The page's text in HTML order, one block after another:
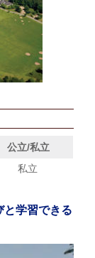
公立/私立
私立
と学習できる